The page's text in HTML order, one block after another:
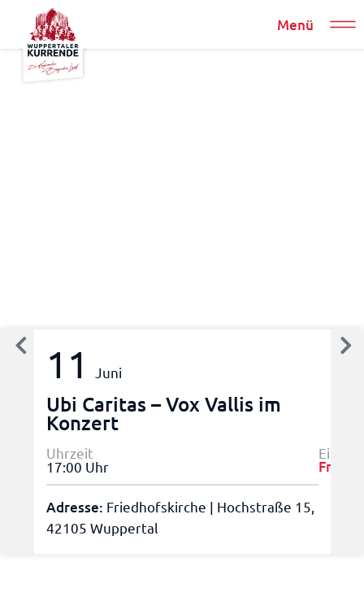
Menü
11 Juni
Ubi Caritas – Vox Vallis im
Konzert
Uhrzeit
17:00 Uhr
Eintritt
Frei!
Adresse: Friedhofskirche | Hochstraße 15,
42105 Wuppertal